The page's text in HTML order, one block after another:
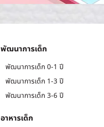
พัฒนาการเด็ก
พัฒนาการเด็ก 0-1 ปี
พัฒนาการเด็ก 1-3 ปี
พัฒนาการเด็ก 3-6 ปี
อาหารเด็ก